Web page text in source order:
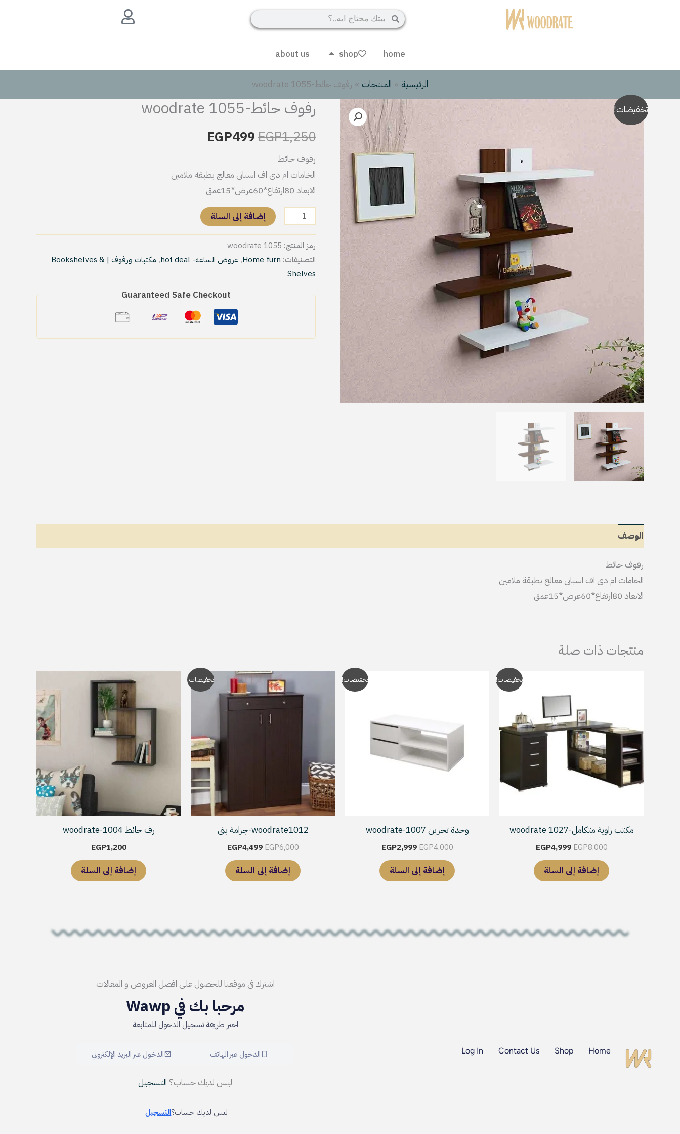
Search
Search
home
shop
Open shop
about us
الرئيسية المنتجات رفوف حائط-woodrate 1055
تخفيضات! رفوف حائط-woodrate 1055
EGP1,250
السعر
الأصلي
EGP1,250.
EGP499
السعر
EGP499.
رفوف حائط
الخامات ام دى اف اسبانى معالج بطبقة ملامين
الابعاد 80ارتفاع*60عرض*15عمق
كمية
حائط-
woodrate
1055
إضافة إلى السلة
رمز المنتج: woodrate 1055
التصنيفات: Home furn
, عروض الساعة- hot deal ,
مكتبات ورفوف | Bookshelves &
Shelves
Guaranteed Safe Checkout
الوصف
رفوف حائط
الخامات ام دى اف اسبانى معالج بطبقة ملامين
الابعاد 80ارتفاع*60عرض*15عمق
منتجات ذات صلة
تخفيضات!
مكتب زاوية متكامل-woodrate 1027
EGP8,000
هو:
EGP8,000.
EGP4,999
السعر
الحالي
إضافة إلى السلة
تخفيضات!
وحدة تخزين woodrate-1007
EGP4,000
EGP2,999
السعر
الحالي
إضافة إلى السلة
تخفيضات!
woodrate1012-جزامة بنى
EGP6,000
السعر
الأصلي
هو:
EGP6,000.
EGP4,499
السعر
الحالي
هو:
إضافة إلى السلة
رف حائط woodrate-1004
EGP1,200
إضافة إلى السلة
Home
Shop
Contact Us
Log In
اشترك فى موقعنا للحصول على افضل العروض و المقالات
مرحبا بك في Wawp
اختر طريقة تسجيل الدخول للمتابعة
الدخول عبر الهاتف الدخول عبر البريد الإلكتروني
ليس لديك حساب؟ التسجيل
ليس لديك حساب؟التسجيل
EGP499.
woodrate